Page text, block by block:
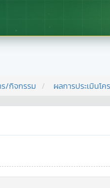
ร/กิจกรรม ผลการประเมินโค